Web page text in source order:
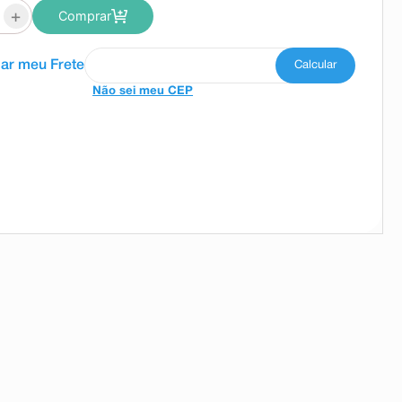
+ Comprar
Não sei meu CEP